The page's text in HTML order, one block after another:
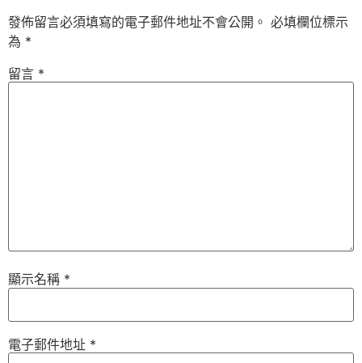
發佈留言必須填寫的電子郵件地址不會公開。 必填欄位標示
為 *
留言 *
顯示名稱 *
電子郵件地址 *